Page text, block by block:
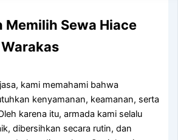
Memilih Sewa Hiace
kami memahami bahwa
kenyamanan, keamanan, serta
karena itu, armada kami selalu
dibersihkan secara rutin, dan